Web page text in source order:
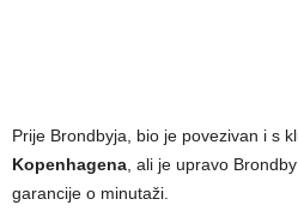
Prije Brondbyja, bio je povezivan i s
Kopenhagena , ali je upravo
garancije o minutaži.